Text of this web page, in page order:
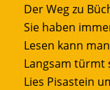
Der Weg zu
Sie haben
Lesen kann
Langsam türmt
Lies Pisastein